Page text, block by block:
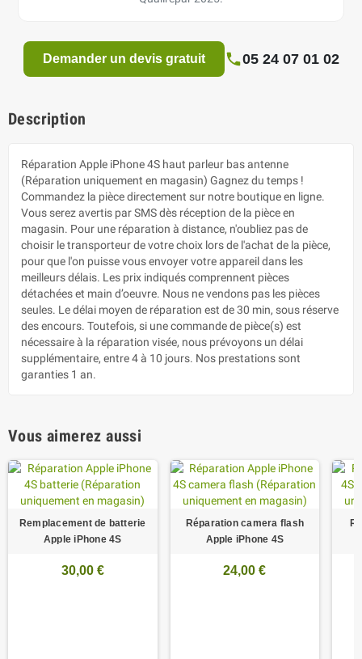
Demander un devis gratuit 05 24 07 01 02
Description
Réparation Apple iPhone 4S haut parleur bas antenne
(Réparation uniquement en magasin) Gagnez du temps !
Commandez la pièce directement sur notre boutique en ligne.
Vous serez avertis par SMS dès réception de la pièce en
magasin. Pour une réparation à distance, n'oubliez pas de
choisir le transporteur de votre choix lors de l'achat de la pièce,
pour que l'on puisse vous envoyer votre appareil dans les
meilleurs délais. Les prix indiqués comprennent pièces
détachées et main d’oeuvre. Nous ne vendons pas les pièces
seules. Le délai moyen de réparation est de 30 min, sous réserve
des encours. Toutefois, si une commande de pièce(s) est
nécessaire à la réparation visée, nous prévoyons un délai
supplémentaire, entre 4 à 10 jours. Nos prestations sont
garanties 1 an.
Vous aimerez aussi
Remplacement de batterie
Apple iPhone 4S
30,00 €
Réparation camera flash
Apple iPhone 4S
24,00 €